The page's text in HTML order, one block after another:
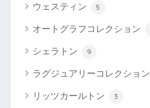
ウェスティン 5
オートグラフコレクション
シェラトン 9
ラグジュアリーコレクション
リッツカールトン 3